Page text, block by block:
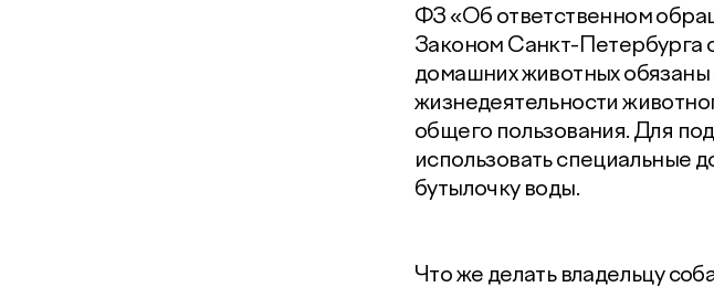
ФЗ «Об ответственном
Законом Санкт-Петербурга
домашних животных обязаны
жизнедеятельности
общего пользования. Для
использовать специальные
бутылочку воды.
Что же делать владельцу